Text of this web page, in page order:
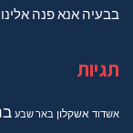
בבעיה אנא פנה
תגיות
אשדוד אשקלון באר שבע